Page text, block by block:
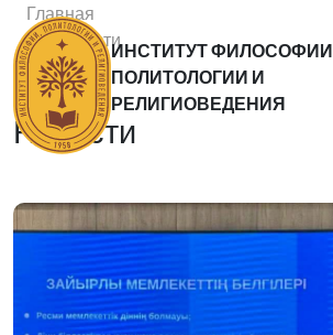
ИНСТИТУТ ФИЛОСОФИИ,
ПОЛИТОЛОГИИ И
РЕЛИГИОВЕДЕНИЯ
Главная
Новости
Статьи
Новости